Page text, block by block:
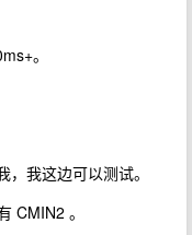
。
我这边可以测试。
CMIN2 。